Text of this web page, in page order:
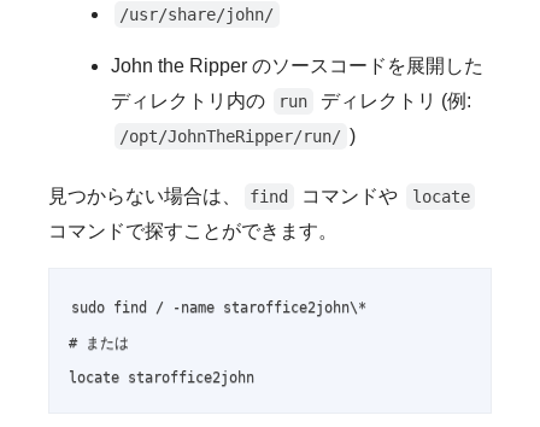
/usr/share/john/
John the Ripper のソースコードを展開した
ディレクトリ内の
run ディレクトリ (例:
/opt/JohnTheRipper/run/ )
見つからない場合は、 find コマンドや locate
コマンドで探すことができます。
sudo find / -name staroffice2john\*
# または
locate staroffice2john